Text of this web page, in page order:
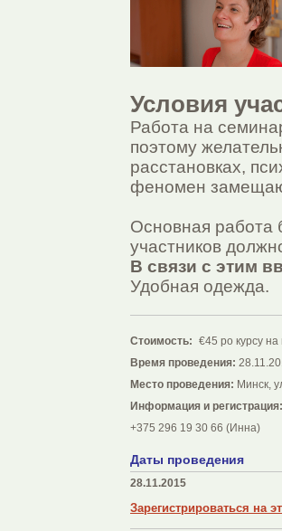
Условия
Работа на
поэтому
расстановках,
феномен
Основная работа
участников
В связи с этим
Удобная одежда.
Стоимость: €45 po курсу
Время проведения:
Место проведения: Минск,
Информация и регистрация:
+375 296 19 30 66 (Инна)
Даты проведения
28.11.2015
Зарегистрироваться на